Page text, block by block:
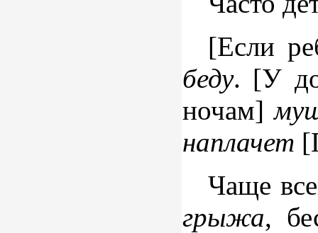
[Если
беду. [У
ночам]
наплачет
Чаще
грыжа,